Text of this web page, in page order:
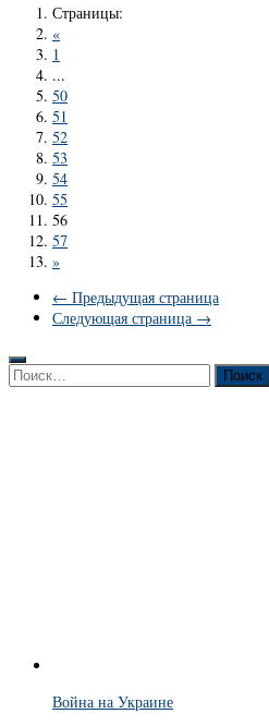
Страницы:
«
1
...
50
51
52
53
54
55
56
57
»
← Предыдущая страница
Следующая страница →
Найти:
Война на Украине